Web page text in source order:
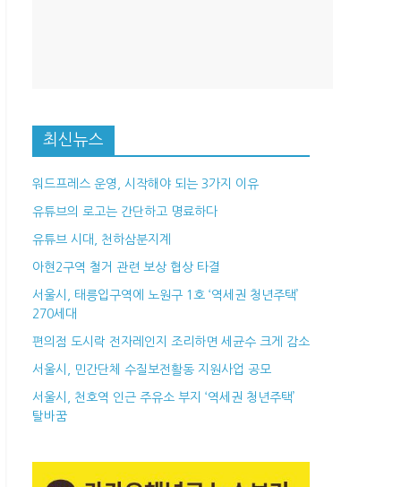
최신뉴스
워드프레스 운영, 시작해야 되는 3가지 이유
유튜브의 로고는 간단하고 명료하다
유튜브 시대, 천하삼분지계
아현2구역 철거 관련 보상 협상 타결
서울시, 태릉입구역에 노원구 1호 ‘역세권 청년주택’
270세대
편의점 도시락 전자레인지 조리하면 세균수 크게 감소
서울시, 민간단체 수질보전활동 지원사업 공모
서울시, 천호역 인근 주유소 부지 ‘역세권 청년주택’
탈바꿈